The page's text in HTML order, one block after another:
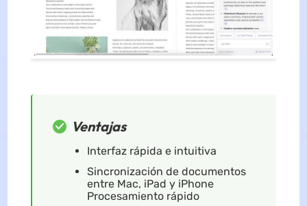
Ventajas
Interfaz rápida e intuitiva
Sincronización de documentos
entre Mac, iPad y iPhone
Procesamiento rápido